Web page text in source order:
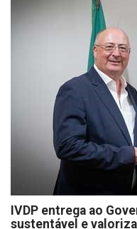
IVDP entrega ao
sustentável e